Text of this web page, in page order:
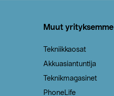
Muut yrityksemme
Tekniikkaosat
Akkuasiantuntija
Teknikmagasinet
PhoneLife